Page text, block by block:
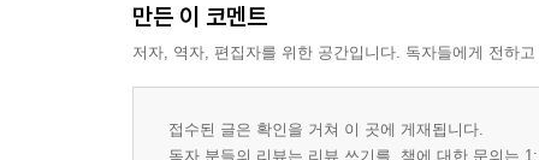
만든 이 코멘트
저자, 역자, 편집자를 위한 공간입니다. 독자들에게 전하
접수된 글은 확인을 거쳐 이 곳에 게재됩니다.
독자 분들의 리뷰는 리뷰 쓰기를, 책에 대한 문의는